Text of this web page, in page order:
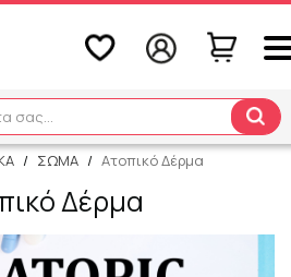
σας...
/ ΣΩΜΑ / Ατοπικό Δέρμα
Δέρμα